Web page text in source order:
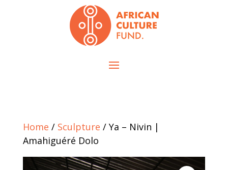
Home / Sculpture / Ya – Nivin |
Amahiguéré Dolo